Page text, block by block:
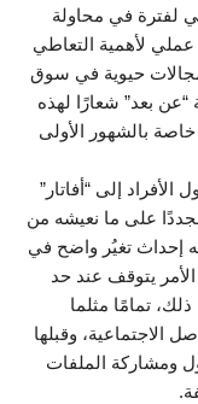
لفترة في محاولة
عملي لأهمية التعاطي
مجالات حيوية في سوق
بعد” شعارًا لهذه
خاصة بالشهور الأولى
إلى “أفاتار”
على ما نعيشه من
إحداث تغيُر واضح في
الأمر يتوقف عند حد
ذلك، تمامًا مثلما
الاجتماعية، وقبلها
ومشاركة الملفات